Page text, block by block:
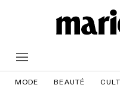
MODE BEAUTÉ